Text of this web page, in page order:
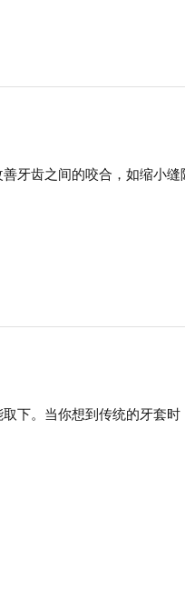
牙齿之间的咬合，如缩小
下。当你想到传统的牙套